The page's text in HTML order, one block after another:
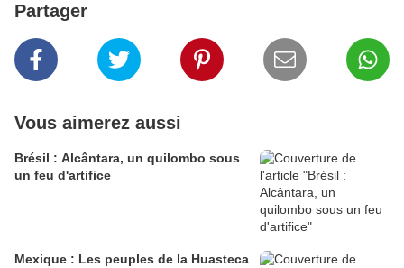
Partager
Vous aimerez aussi
Brésil : Alcântara, un quilombo sous
un feu d'artifice
Mexique : Les peuples de la Huasteca